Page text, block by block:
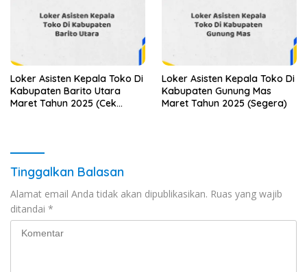
Loker Asisten Kepala Toko Di
Kabupaten Barito Utara
Maret Tahun 2025 (Cek
Loker Asisten Kepala Toko Di
Kabupaten Gunung Mas
Maret Tahun 2025 (Segera)
Tinggalkan Balasan
Alamat email Anda tidak akan dipublikasikan. Ruas yang wajib
ditandai *